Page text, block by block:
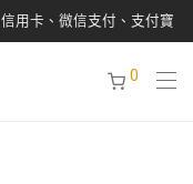
用卡、微信支付、支付寶
0